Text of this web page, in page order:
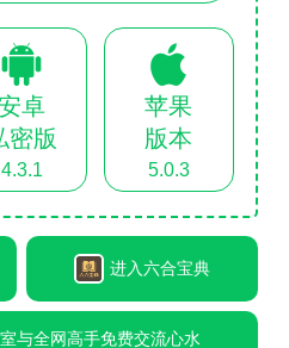
卓
密版
4.3.1
苹果
版本
5.0.3
进入六合宝典
与全网高手免费交流心水